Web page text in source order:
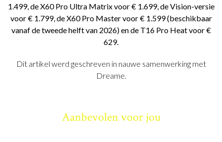
1.499, de X60 Pro Ultra Matrix voor € 1.699, de Vision-versie
voor € 1.799, de X60 Pro Master voor € 1.599 (beschikbaar
vanaf de tweede helft van 2026) en de T16 Pro Heat voor €
629.
Dit artikel werd geschreven in nauwe samenwerking met
Dreame.
Aanbevolen voor jou